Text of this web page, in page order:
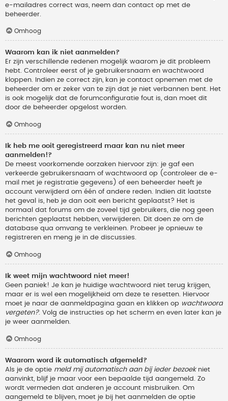
e-mailadres correct was, neem dan contact op met de
beheerder.
Omhoog
Waarom kan ik niet aanmelden?
Er zijn verschillende redenen mogelijk waarom je dit probleem
hebt. Controleer eerst of je gebruikersnaam en wachtwoord
kloppen. Indien ze correct zijn, kan je contact opnemen met de
beheerder om er zeker van te zijn dat je niet verbannen bent. Het
is ook mogelijk dat de forumconfiguratie fout is, dan moet dit
door de beheerder opgelost worden.
Omhoog
Ik heb me ooit geregistreerd maar kan nu niet meer
aanmelden!?
De meest voorkomende oorzaken hiervoor zijn: je gaf een
verkeerde gebruikersnaam of wachtwoord op (controleer de e-
mail met je registratie gegevens) of een beheerder heeft je
account verwijderd om één of andere reden. Indien dit laatste
het geval is, heb je dan ooit een bericht geplaatst? Het is
normaal dat forums om de zoveel tijd gebruikers, die nog geen
berichten geplaatst hebben, verwijderen. Dit doen ze om de
database qua omvang te verkleinen. Probeer je opnieuw te
registreren en meng je in de discussies.
Omhoog
Ik weet mijn wachtwoord niet meer!
Geen paniek! Je kan je huidige wachtwoord niet terug krijgen,
maar er is wel een mogelijkheid om deze te resetten. Hiervoor
moet je naar de aanmeldpagina gaan en klikken op wachtwoord
vergeten?. Volg de instructies op het scherm en even later kan je
je weer aanmelden.
Omhoog
Waarom word ik automatisch afgemeld?
Als je de optie meld mij automatisch aan bij ieder bezoekniet
aanvinkt, blijf je maar voor een bepaalde tijd aangemeld. Zo
wordt vermeden dat anderen je account misbruiken. Om
aangemeld te blijven, moet je bij het aanmelden de optie